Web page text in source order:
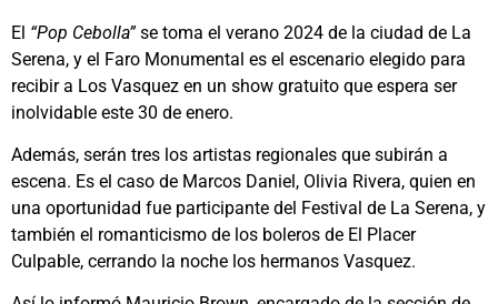
El “Pop Cebolla”se toma el verano 2024 de la ciudad de La
Serena, y el Faro Monumental es el escenario elegido para
recibir a Los Vasquez en un show gratuito que espera ser
inolvidable este 30 de enero.
Además, serán tres los artistas regionales que subirán a
escena. Es el caso de Marcos Daniel, Olivia Rivera, quien en
una oportunidad fue participante del Festival de La Serena, y
también el romanticismo de los boleros de El Placer
Culpable, cerrando la noche los hermanos Vasquez.